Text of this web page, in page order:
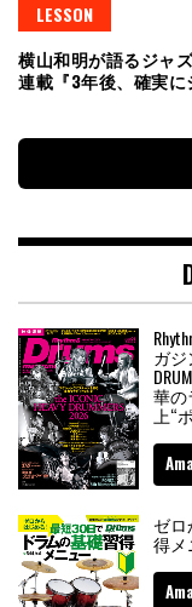
LESSON
横山和明が語るジャ
連載『3年後、確実
ガジ
華の
上“
ゼ
得メ